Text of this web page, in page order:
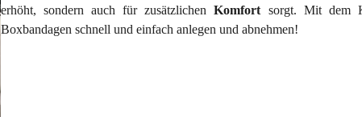
erhöht, sondern auch für zusätzlichen Komfort sorgt. Mit dem
Boxbandagen schnell und einfach anlegen und abnehmen!